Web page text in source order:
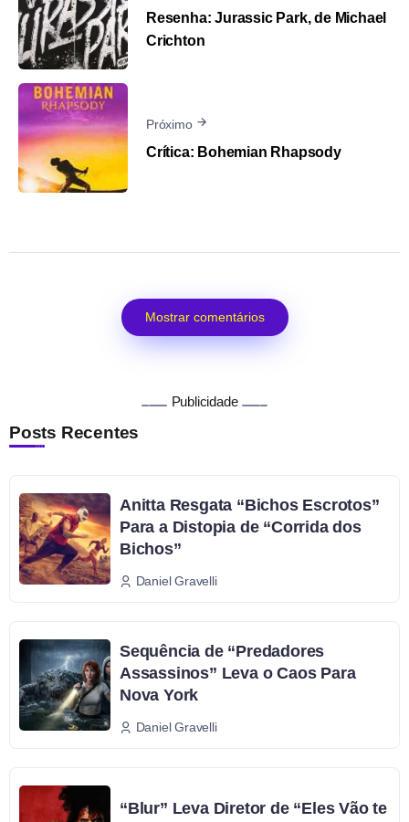
Resenha: Jurassic Park, de Michael
Crichton
Próximo
Crítica: Bohemian Rhapsody
Mostrar comentários
Publicidade
Posts Recentes
Anitta Resgata “Bichos Escrotos”
Para a Distopia de “Corrida dos
Bichos”
Daniel Gravelli
Sequência de “Predadores
Assassinos” Leva o Caos Para
Nova York
Daniel Gravelli
“Blur” Leva Diretor de “Eles Vão te